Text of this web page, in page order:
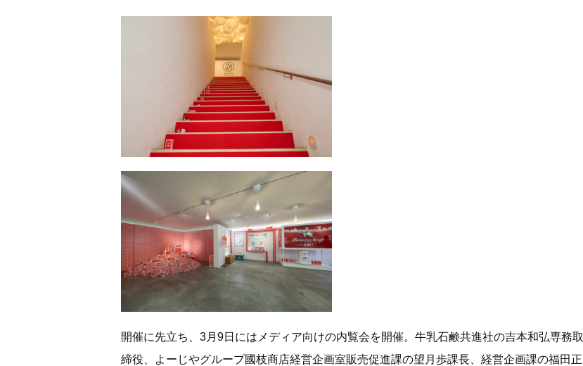
開催に先立ち、3月9日にはメディア向けの内覧会を開催。牛乳石鹸共進社の吉本和弘専務取
締役、よーじやグループ國枝商店経営企画室販売促進課の望月歩課長、経営企画課の福田正